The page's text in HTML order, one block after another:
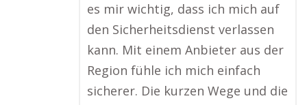
es mir wichtig, dass ich mich auf
den Sicherheitsdienst verlassen
kann. Mit einem Anbieter aus der
Region fühle ich mich einfach
sicherer. Die kurzen Wege und die